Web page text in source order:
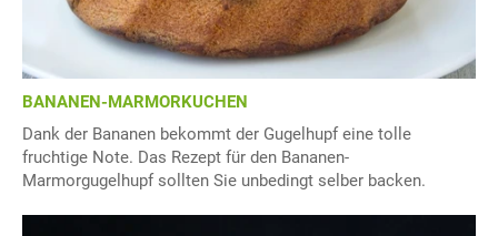
BANANEN-MARMORKUCHEN
Dank der Bananen bekommt der Gugelhupf eine tolle
fruchtige Note. Das Rezept für den Bananen-
Marmorgugelhupf sollten Sie unbedingt selber backen.